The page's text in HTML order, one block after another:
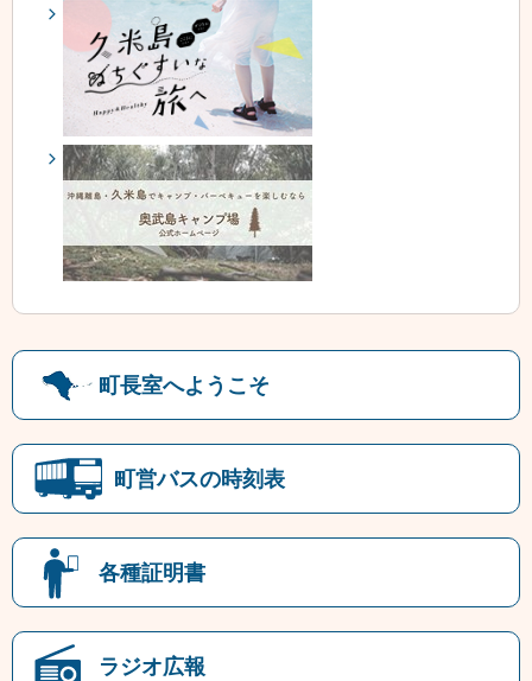
町長室へようこそ
町営バスの時刻表
各種証明書
ラジオ広報